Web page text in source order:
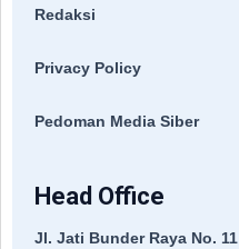
Redaksi
Privacy Policy
Pedoman Media Siber
Head Office
Jl. Jati Bunder Raya No. 11